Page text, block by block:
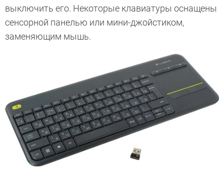
выключить его. Некоторые клавиатуры оснащены
сенсорной панелью или мини-джойстиком,
заменяющим мышь.